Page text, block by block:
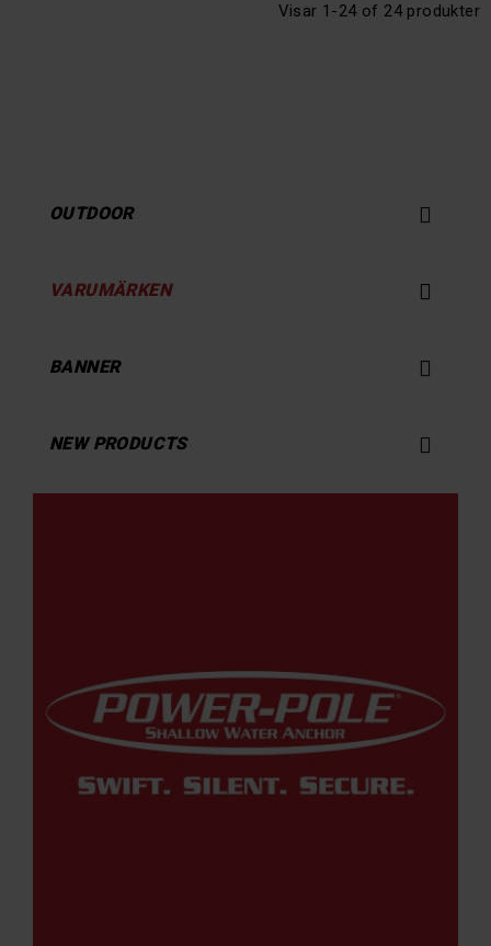
Visar 1-24 of 24 produkter
OUTDOOR 
VARUMÄRKEN 
BANNER 
NEW PRODUCTS 